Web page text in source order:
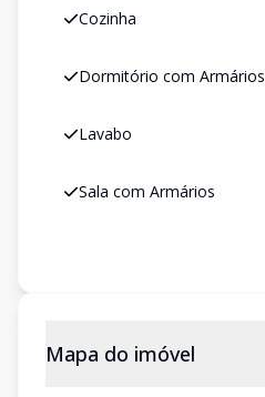
Cozinha
Dormitório com Armários
Lavabo
Sala com Armários
Mapa do imóvel